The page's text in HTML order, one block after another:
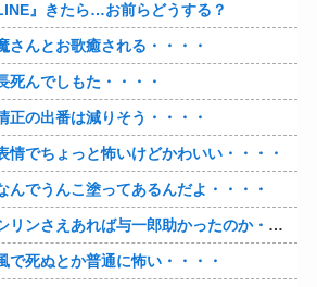
』きたら…お前らどうする？
さんとお歌癒される・・・・
死んでしもた・・・・
正の出番は減りそう・・・・
情でちょっと怖いけどかわいい・・・・
んでうんこ塗ってあるんだよ・・・・
ンさえあれば与一郎助かったのか・・・？
で死ぬとか普通に怖い・・・・